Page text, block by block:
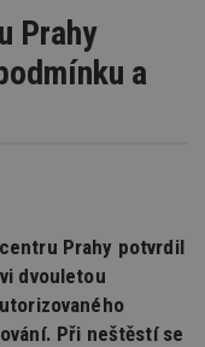
Prahy
a
Prahy potvrdil
dvouletou
Při neštěstí se